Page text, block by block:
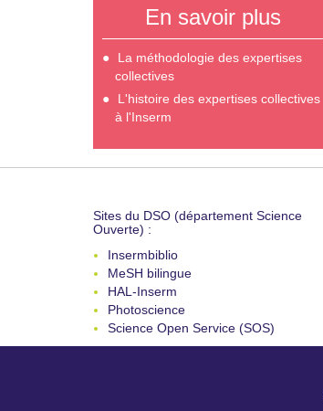
En savoir plus
La méthodologie des expertises
collectives
L'histoire des expertises collectives
à l'Inserm
Sites du DSO (département Science
Ouverte) :
Insermbiblio
MeSH bilingue
HAL-Inserm
Photoscience
Science Open Service (SOS)